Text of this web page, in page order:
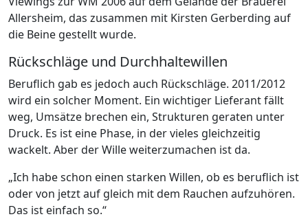
Allersheim, das zusammen mit Kirsten Gerberding auf
die Beine gestellt wurde.
Rückschläge und Durchhaltewillen
Beruflich gab es jedoch auch Rückschläge. 2011/2012
wird ein solcher Moment. Ein wichtiger Lieferant fällt
weg, Umsätze brechen ein, Strukturen geraten unter
Druck. Es ist eine Phase, in der vieles gleichzeitig
wackelt. Aber der Wille weiterzumachen ist da.
„Ich habe schon einen starken Willen, ob es beruflich ist
oder von jetzt auf gleich mit dem Rauchen aufzuhören.
Das ist einfach so.“